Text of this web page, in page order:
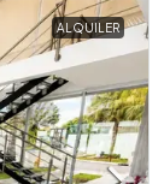
ALQUILER